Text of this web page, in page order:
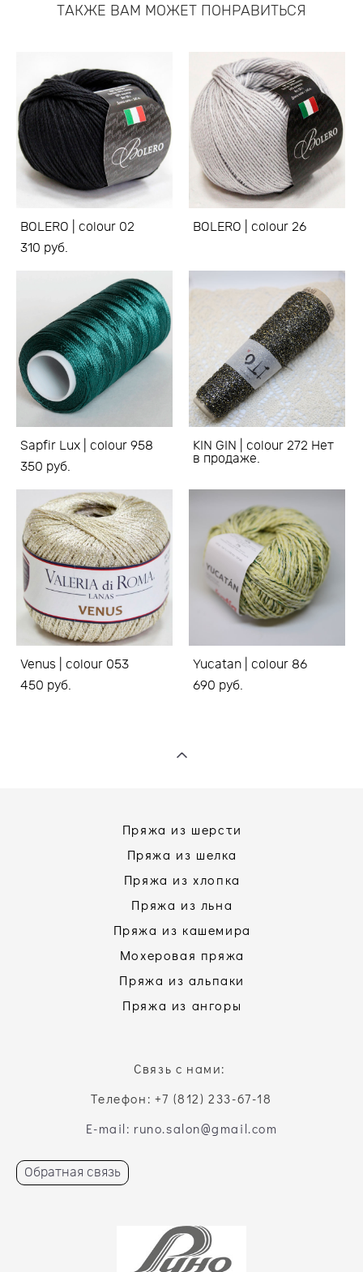
ТАКЖЕ ВАМ МОЖЕТ ПОНРАВИТЬСЯ
BOLERO | colour 02
310 pуб.
BOLERO | colour 26
Sapfir Lux | colour 958
350 pуб.
KIN GIN | colour 272 Нет
в продаже.
Venus | colour 053
450 pуб.
Yucatan | colour 86
690 pуб.
Пряжа из шерсти
Пряжа из шелка
Пряжа из хлопка
Пряжа из льна
Пряжа из кашемира
Мохеровая пряжа
Пряжа из альпаки
Пряжа из ангоры
Связь с нами:
Телефон: +7 (812) 233-67-18
E-mail: runo.salon@gmail.com
Обратная связь